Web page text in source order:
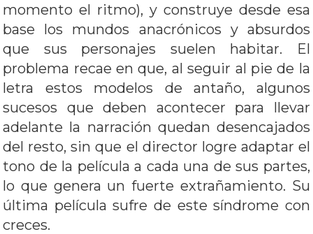
momento el ritmo), y construye desde esa
base los mundos anacrónicos y absurdos
que sus personajes suelen habitar. El
problema recae en que, al seguir al pie de la
letra estos modelos de antaño, algunos
sucesos que deben acontecer para llevar
adelante la narración quedan desencajados
del resto, sin que el director logre adaptar el
tono de la película a cada una de sus partes,
lo que genera un fuerte extrañamiento. Su
última película sufre de este síndrome con
creces.